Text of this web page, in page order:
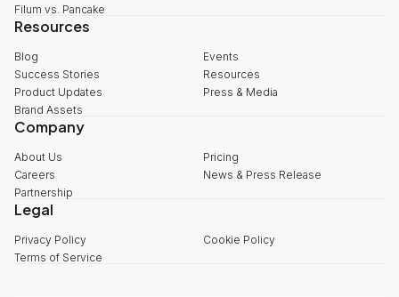
Filum vs. Pancake
Resources
Blog
Events
Success Stories
Resources
Product Updates
Press & Media
Brand Assets
Company
About Us
Pricing
Careers
News & Press Release
Partnership
Legal
Privacy Policy
Cookie Policy
Terms of Service